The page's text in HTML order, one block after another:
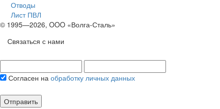
Отводы
Лист ПВЛ
© 1995—2026, OOO «Волга-Сталь»
Связаться с нами
Согласен на обработку личных данных
Отправить